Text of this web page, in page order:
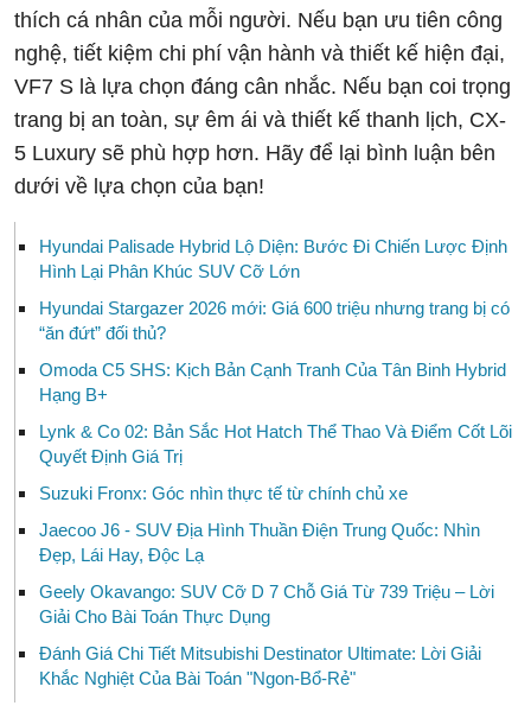
thích cá nhân của mỗi người. Nếu bạn ưu tiên công
nghệ, tiết kiệm chi phí vận hành và thiết kế hiện đại,
VF7 S là lựa chọn đáng cân nhắc. Nếu bạn coi trọng
trang bị an toàn, sự êm ái và thiết kế thanh lịch, CX-
5 Luxury sẽ phù hợp hơn. Hãy để lại bình luận bên
dưới về lựa chọn của bạn!
Hyundai Palisade Hybrid Lộ Diện: Bước Đi Chiến Lược Định
Hình Lại Phân Khúc SUV Cỡ Lớn
Hyundai Stargazer 2026 mới: Giá 600 triệu nhưng trang bị có
“ăn đứt” đối thủ?
Omoda C5 SHS: Kịch Bản Cạnh Tranh Của Tân Binh Hybrid
Hạng B+
Lynk & Co 02: Bản Sắc Hot Hatch Thể Thao Và Điểm Cốt Lõi
Quyết Định Giá Trị
Suzuki Fronx: Góc nhìn thực tế từ chính chủ xe
Jaecoo J6 - SUV Địa Hình Thuần Điện Trung Quốc: Nhìn
Đẹp, Lái Hay, Độc Lạ
Geely Okavango: SUV Cỡ D 7 Chỗ Giá Từ 739 Triệu – Lời
Giải Cho Bài Toán Thực Dụng
Đánh Giá Chi Tiết Mitsubishi Destinator Ultimate: Lời Giải
Khắc Nghiệt Của Bài Toán "Ngon-Bổ-Rẻ"